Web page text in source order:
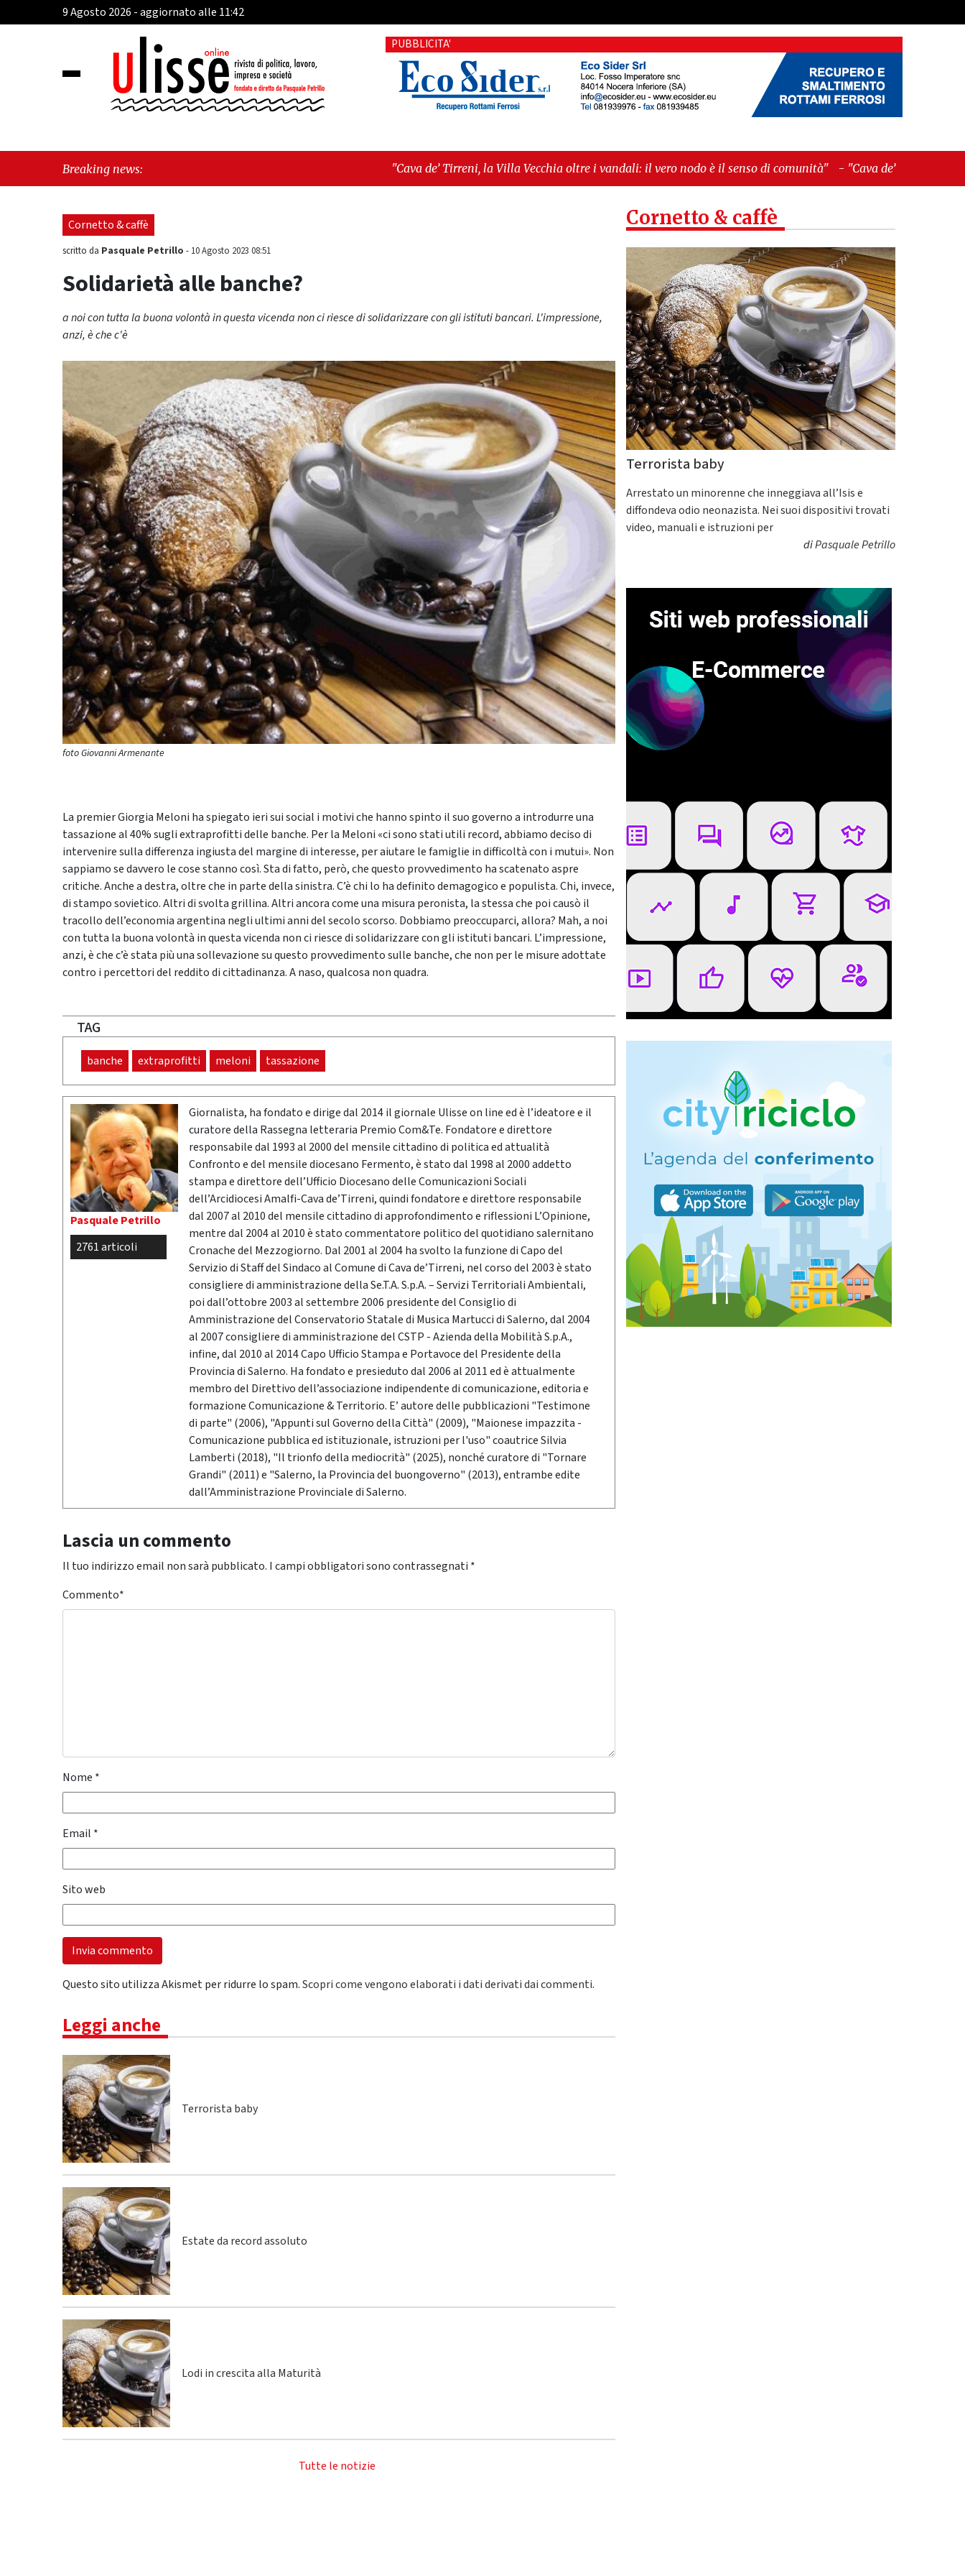
9 Agosto 2026 - aggiornato alle 11:42
PUBBLICITA'
Breaking news: "Cava de’ Tirreni, la Villa Vecchia oltre i vandali: il vero nodo è il senso di comunità" -"Cava de’ Tirreni, La Fratellanza
sull'ultima seduta consiliare: “Serve chiarezza!”"
Cornetto & caffè
scritto da Pasquale Petrillo - 10 Agosto 2023 08:51
Solidarietà alle banche?
a noi con tutta la buona volontà in questa vicenda non ci riesce di solidarizzare con gli istituti bancari. L'impressione,
anzi, è che c'è
foto Giovanni Armenante
La premier Giorgia Meloni ha spiegato ieri sui social i motivi che hanno spinto il suo governo a introdurre una
tassazione al 40% sugli extraprofitti delle banche. Per la Meloni «ci sono stati utili record, abbiamo deciso di
intervenire sulla differenza ingiusta del margine di interesse, per aiutare le famiglie in difficoltà con i mutui». Non
sappiamo se davvero le cose stanno così. Sta di fatto, però, che questo provvedimento ha scatenato aspre
critiche. Anche a destra, oltre che in parte della sinistra. C’è chi lo ha definito demagogico e populista. Chi, invece,
di stampo sovietico. Altri di svolta grillina. Altri ancora come una misura peronista, la stessa che poi causò il
tracollo dell’economia argentina negli ultimi anni del secolo scorso. Dobbiamo preoccuparci, allora? Mah, a noi
con tutta la buona volontà in questa vicenda non ci riesce di solidarizzare con gli istituti bancari. L’impressione,
anzi, è che c’è stata più una sollevazione su questo provvedimento sulle banche, che non per le misure adottate
contro i percettori del reddito di cittadinanza. A naso, qualcosa non quadra.
TAG
banche extraprofitti meloni tassazione
Pasquale Petrillo
2761 articoli
Giornalista, ha fondato e dirige dal 2014 il giornale Ulisse on line ed è l’ideatore e il
curatore della Rassegna letteraria Premio Com&Te. Fondatore e direttore
responsabile dal 1993 al 2000 del mensile cittadino di politica ed attualità
Confronto e del mensile diocesano Fermento, è stato dal 1998 al 2000 addetto
stampa e direttore dell’Ufficio Diocesano delle Comunicazioni Sociali
dell’Arcidiocesi Amalfi-Cava de’Tirreni, quindi fondatore e direttore responsabile
dal 2007 al 2010 del mensile cittadino di approfondimento e riflessioni L’Opinione,
mentre dal 2004 al 2010 è stato commentatore politico del quotidiano salernitano
Cronache del Mezzogiorno. Dal 2001 al 2004 ha svolto la funzione di Capo del
Servizio di Staff del Sindaco al Comune di Cava de’Tirreni, nel corso del 2003 è stato
consigliere di amministrazione della Se.T.A. S.p.A. – Servizi Territoriali Ambientali,
poi dall’ottobre 2003 al settembre 2006 presidente del Consiglio di
Amministrazione del Conservatorio Statale di Musica Martucci di Salerno, dal 2004
al 2007 consigliere di amministrazione del CSTP - Azienda della Mobilità S.p.A.,
infine, dal 2010 al 2014 Capo Ufficio Stampa e Portavoce del Presidente della
Provincia di Salerno. Ha fondato e presieduto dal 2006 al 2011 ed è attualmente
membro del Direttivo dell’associazione indipendente di comunicazione, editoria e
formazione Comunicazione & Territorio. E’ autore delle pubblicazioni "Testimone
di parte" (2006), "Appunti sul Governo della Città" (2009), "Maionese impazzita -
Comunicazione pubblica ed istituzionale, istruzioni per l'uso" coautrice Silvia
Lamberti (2018), "Il trionfo della mediocrità" (2025), nonché curatore di "Tornare
Grandi" (2011) e "Salerno, la Provincia del buongoverno" (2013), entrambe edite
dall’Amministrazione Provinciale di Salerno.
Lascia un commento
Il tuo indirizzo email non sarà pubblicato. I campi obbligatori sono contrassegnati *
Commento*
Nome *
Email *
Sito web
Questo sito utilizza Akismet per ridurre lo spam.Scopri come vengono elaborati i dati derivati dai commenti.
Leggi anche
Terrorista baby
Estate da record assoluto
Lodi in crescita alla Maturità
Tutte le notizie
Cornetto & caffè
Terrorista baby
Arrestato un minorenne che inneggiava all’Isis e
diffondeva odio neonazista. Nei suoi dispositivi trovati
video, manuali e istruzioni per
diPasquale Petrillo